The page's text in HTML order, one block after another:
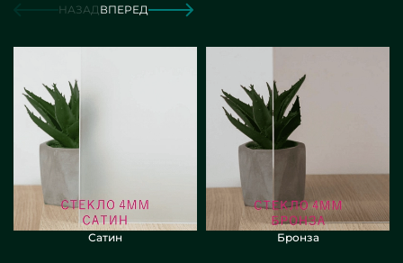
НАЗАДВПЕРЕД
Сатин Бронза